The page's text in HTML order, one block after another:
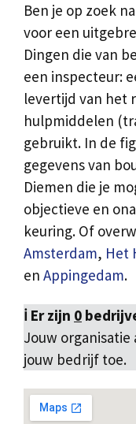
Ben je op zoek
voor een
Dingen die van
een inspecteur:
levertijd van het
hulpmiddelen
gebruikt. In de
gegevens van
Diemen die je
objectieve en
keuring. Of
Amsterdam, Het
en Appingedam.
ℹ️ Er zijn 0
Jouw organisatie
jouw bedrijf toe.